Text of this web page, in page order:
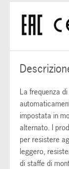
La frequenza
impostata in
alternato. I
per resistere
leggero,
di staffe di